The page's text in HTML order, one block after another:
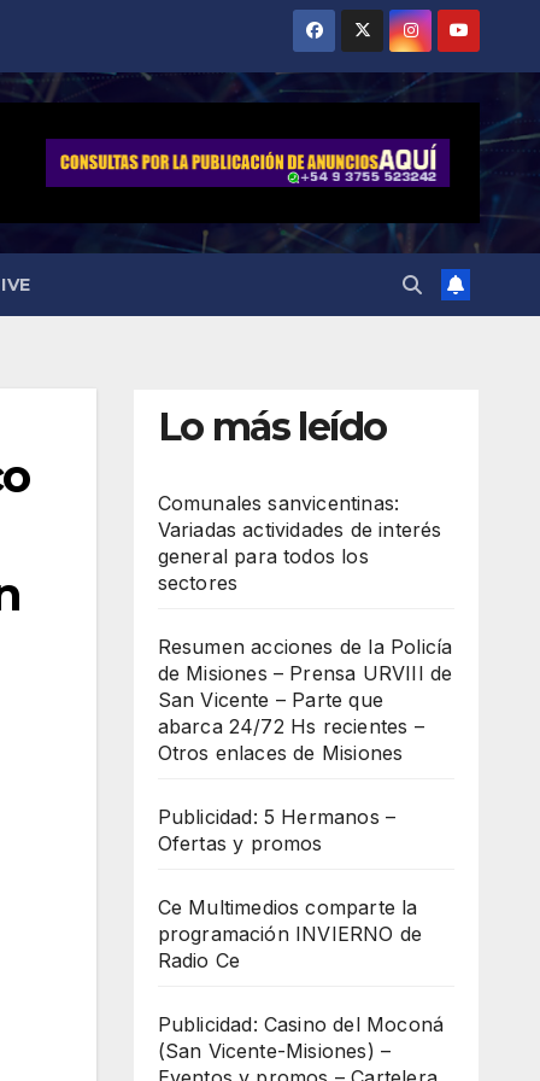
Lo más leído
Comunales sanvicentinas:
Variadas actividades de interés
general para todos los
sectores
Resumen acciones de la Policía
de Misiones – Prensa URVIII de
San Vicente – Parte que
abarca 24/72 Hs recientes –
Otros enlaces de Misiones
Publicidad: 5 Hermanos –
Ofertas y promos
Ce Multimedios comparte la
programación INVIERNO de
Radio Ce
Publicidad: Casino del Moconá
(San Vicente-Misiones) –